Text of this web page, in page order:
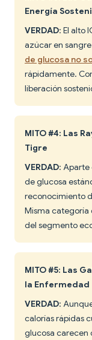
Energía
VERDAD: El alto
azúcar en
de glucosa no
rápidamente.
liberación
MITO #4: Las
Tigre
VERDAD: Aparte
de glucosa
reconocimiento
Misma categoría
del segmento
MITO #5: Las
la Enfermedad
VERDAD:
calorías rápidas
glucosa carecen